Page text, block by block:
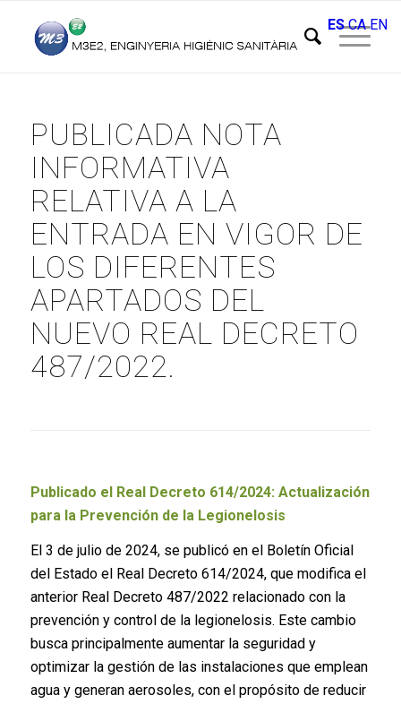
PUBLICADA NOTA
INFORMATIVA
RELATIVA A LA
ENTRADA EN VIGOR DE
LOS DIFERENTES
APARTADOS DEL
NUEVO REAL DECRETO
487/2022.
Publicado el Real Decreto 614/2024: Actualización
para la Prevención de la Legionelosis
El 3 de julio de 2024, se publicó en el Boletín Oficial
del Estado el Real Decreto 614/2024, que modifica el
anterior Real Decreto 487/2022 relacionado con la
prevención y control de la legionelosis. Este cambio
busca principalmente aumentar la seguridad y
optimizar la gestión de las instalaciones que emplean
agua y generan aerosoles, con el propósito de reducir
ES CA EN